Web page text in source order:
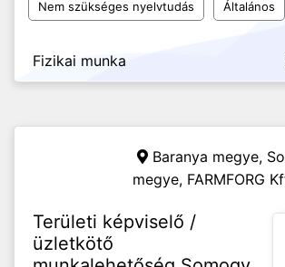
Nem szükséges nyelvtudás Általános
Fizikai munka
Baranya megye,
megye, FARMFORG
Területi képviselő /
üzletkötő